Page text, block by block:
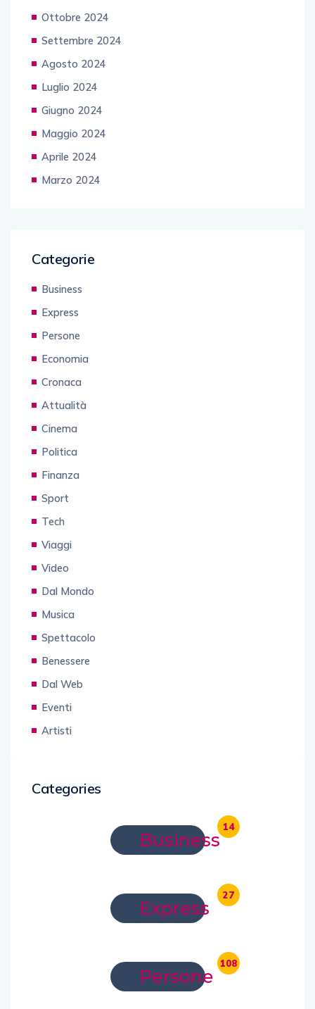
Ottobre 2024
Settembre 2024
Agosto 2024
Luglio 2024
Giugno 2024
Maggio 2024
Aprile 2024
Marzo 2024
Categorie
Business
Express
Persone
Economia
Cronaca
Attualità
Cinema
Politica
Finanza
Sport
Tech
Viaggi
Video
Dal Mondo
Musica
Spettacolo
Benessere
Dal Web
Eventi
Artisti
Categories
Business
14
Express
27
Persone
108